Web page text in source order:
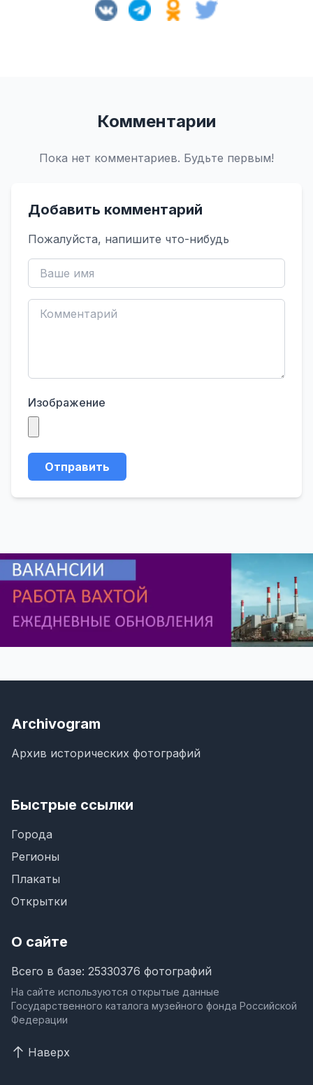
Комментарии
Пока нет комментариев. Будьте первым!
Добавить комментарий
Пожалуйста, напишите что-нибудь
Изображение
Отправить
Archivogram
Архив исторических фотографий
Быстрые ссылки
Города
Регионы
Плакаты
Открытки
О сайте
Всего в базе: 25330376 фотографий
На сайте используются открытые данные
Государственного каталога музейного фонда Российской
Федерации
Наверх